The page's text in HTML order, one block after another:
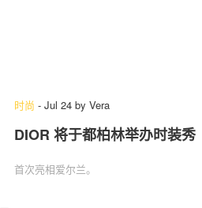
时尚 - Jul 24 by Vera
DIOR 将于都柏林举办时装秀
首次亮相爱尔兰。